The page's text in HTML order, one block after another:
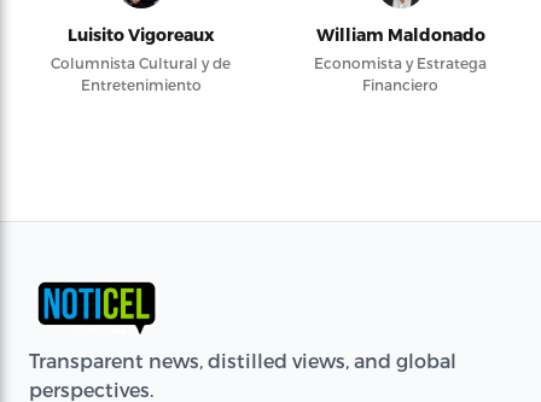
Luisito Vigoreaux
Columnista Cultural y de
Entretenimiento
William Maldonado
Economista y Estratega
Financiero
Transparent news, distilled views, and global
perspectives.